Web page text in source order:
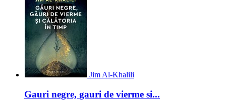
Jim Al-Khalili
Gauri negre, gauri de vierme si...